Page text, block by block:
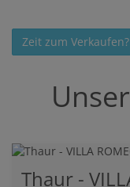
Zeit zum Verkaufen?
Thaur -